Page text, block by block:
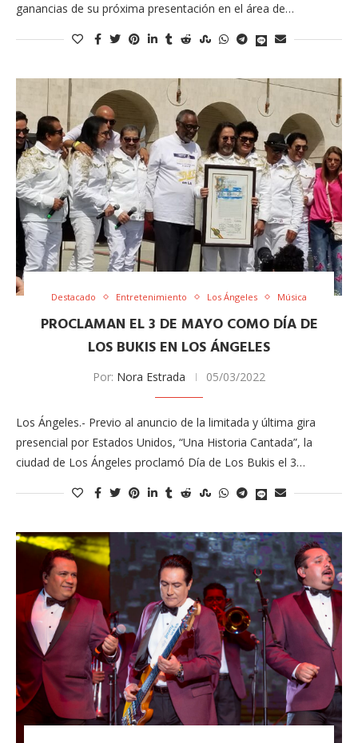
ganancias de su próxima presentación en el área de…
Destacado Entretenimiento Los Ángeles Música
PROCLAMAN EL 3 DE MAYO COMO DÍA DE
LOS BUKIS EN LOS ÁNGELES
Por: Nora Estrada 05/03/2022
Los Ángeles.- Previo al anuncio de la limitada y última gira
presencial por Estados Unidos, “Una Historia Cantada”, la
ciudad de Los Ángeles proclamó Día de Los Bukis​ el 3…